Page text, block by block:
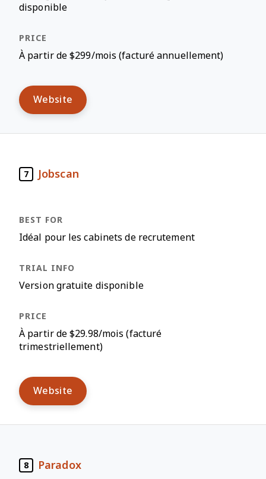
disponible
À partir de $299/mois (facturé annuellement)
Website
7 Jobscan
Idéal pour les cabinets de recrutement
Version gratuite disponible
À partir de $29.98/mois (facturé
trimestriellement)
Website
8 Paradox